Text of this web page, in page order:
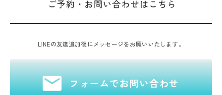
LINEの友達追加後にメッセージをお願いいたします。
フォームでお問い合わせ